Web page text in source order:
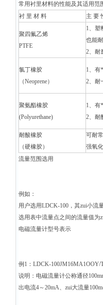
常用衬里材料的性能及其适用范
衬 里 材 料
主 要
聚四氟乙烯
PTFE
1、塑
也能
2、耐
氯丁橡胶
（Neoprene）
1、有
2、耐
聚氨酯橡胶
(Polyurethane)
1、有
2、耐
耐酸橡胶
（硬橡胶）
可耐
强氧
流量范围选用
例如：
用户选用LDCK-100，其zui小流
选用表中流量点之间的流量值为
电磁流量计型号表示
例1：LDCK-100JM16MA1OOY/
说明：电磁流量计公称通径
出电流4～20mA、zui大流量